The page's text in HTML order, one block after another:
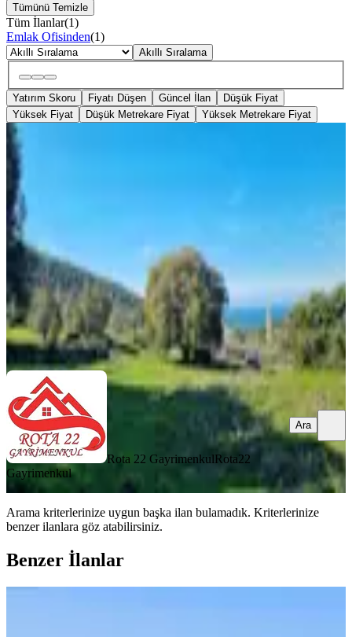
Tümünü Temizle
Tüm İlanlar(1)
Emlak Ofisinden(1)
Akıllı Sıralama
Yatırım Skoru Fiyatı Düşen Güncel İlan
Düşük Fiyat
Yüksek Fiyat
Düşük Metrekare Fiyat Yüksek Metrekare Fiyat
TAKASLI
Rota 22 Gayrimenkul Rota22 Gayrimenkul
Ara
Rota 22 GayrimenkulRota22
Gayrimenkul
Ara
Arama kriterlerinize uygun başka ilan bulamadık. Kriterlerinize
benzer ilanlara göz atabilirsiniz.
Benzer İlanlar